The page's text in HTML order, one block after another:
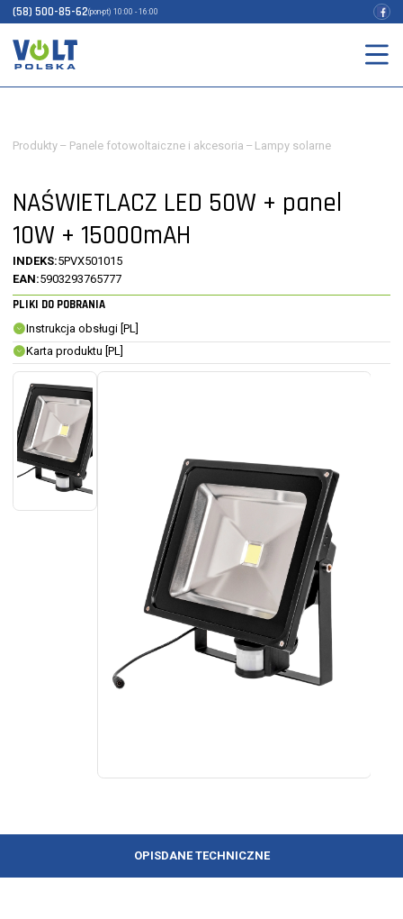
(58) 500-85-62(pon-pt) 10:00 - 16:00
Produkty – Panele fotowoltaiczne i akcesoria – Lampy solarne
NAŚWIETLACZ LED 50W + panel
10W + 15000mAH
INDEKS:5PVX501015
EAN:5903293765777
PLIKI DO POBRANIA
Instrukcja obsługi [PL]
Karta produktu [PL]
OPISDANE TECHNICZNE